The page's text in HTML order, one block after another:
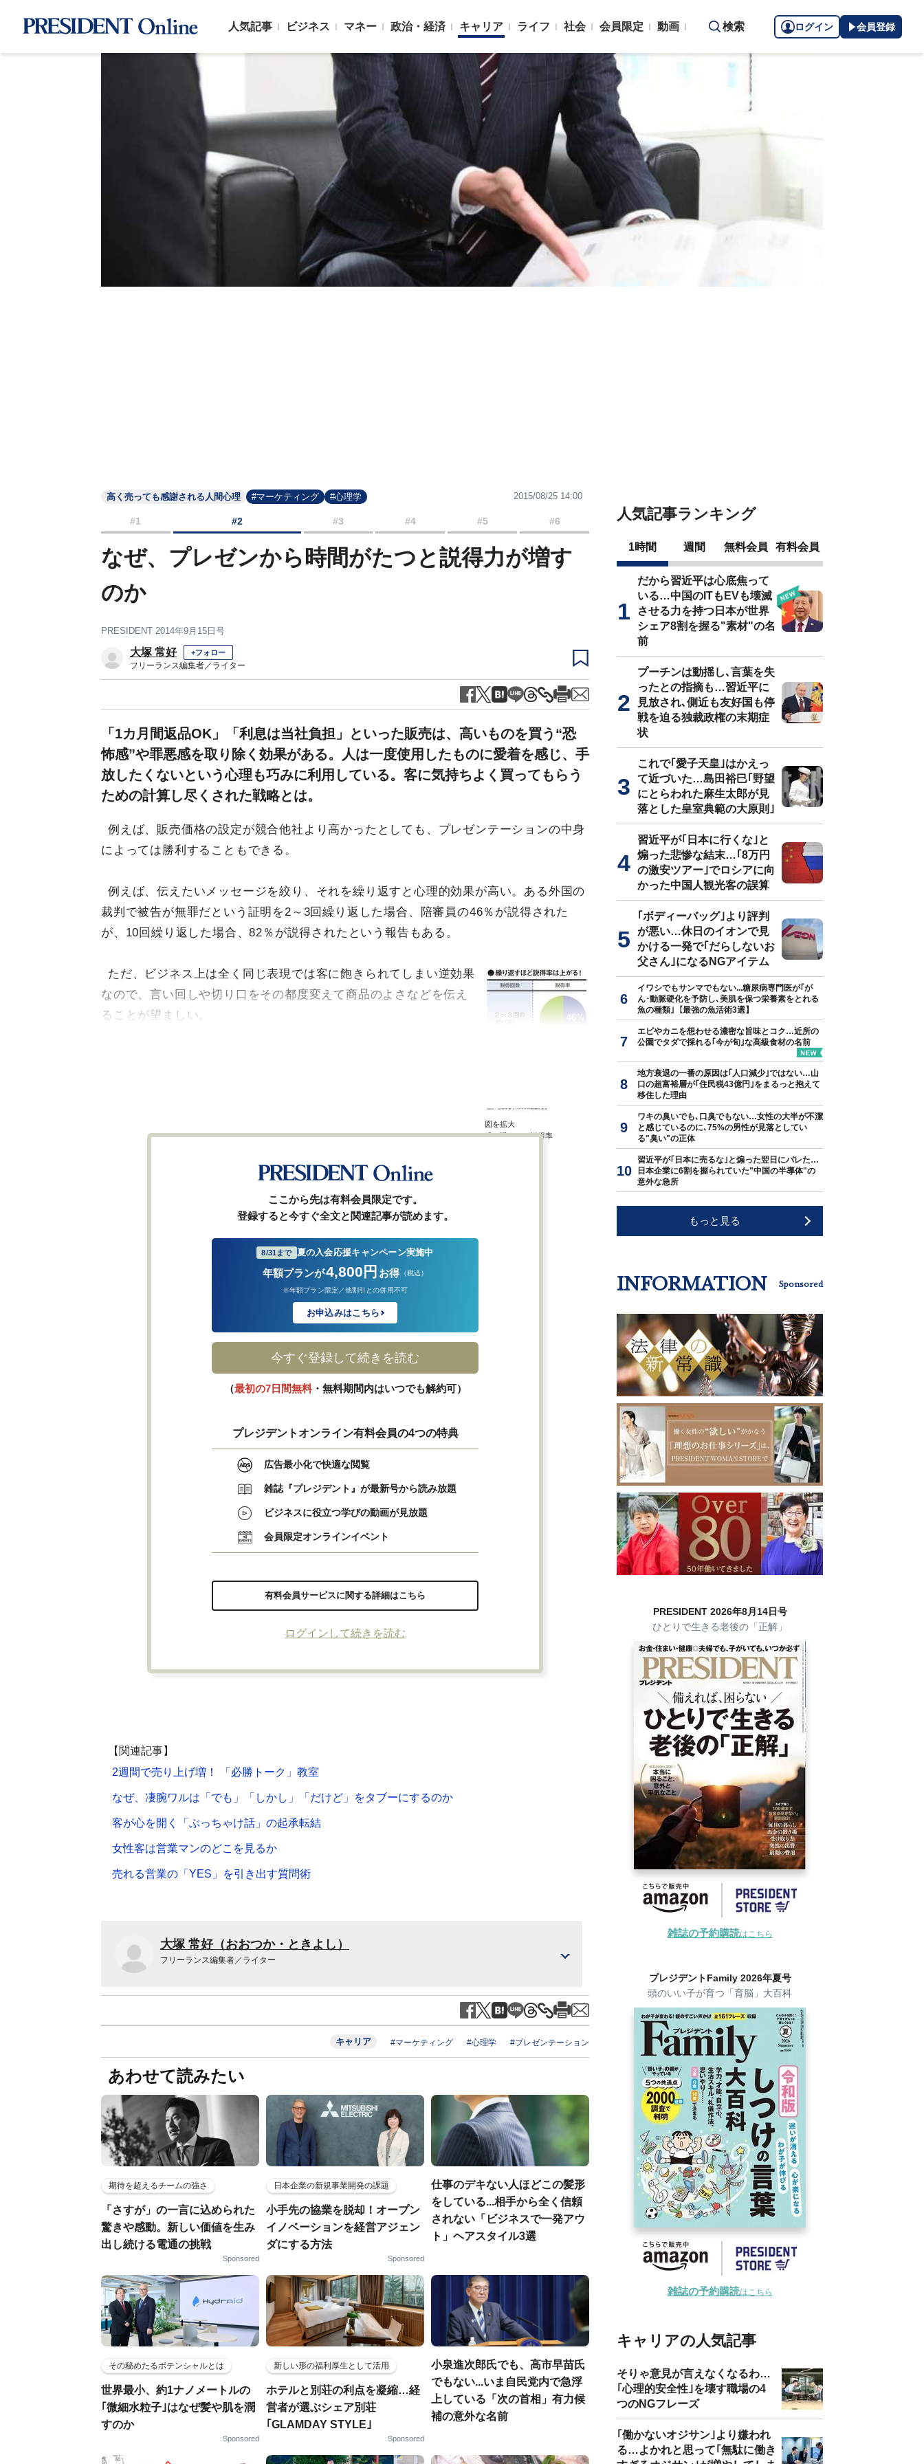
人気記事 ビジネス マネー 政治・経済 キャリア ライフ 社会 会員限定 動画 検索 ログイン 会員登録
高く売っても感謝される人間心理 #マーケティング #心理学 2015/08/25 14:00
#1 #2 #3 #4 #5 #6
なぜ、プレゼンから時間がたつと説得力が増す
のか
PRESIDENT 2014年9月15日号
大塚 常好 +フォロー
フリーランス編集者／ライター
「1カ月間返品OK」「利息は当社負担」といった販売は、高いものを買う“恐
怖感”や罪悪感を取り除く効果がある。人は一度使用したものに愛着を感じ、手
放したくないという心理も巧みに利用している。客に気持ちよく買ってもらう
ための計算し尽くされた戦略とは。
例えば、販売価格の設定が競合他社より高かったとしても、プレゼンテーションの中身
によっては勝利することもできる。
例えば、伝えたいメッセージを絞り、それを繰り返すと心理的効果が高い。ある外国の
裁判で被告が無罪だという証明を2～3回繰り返した場合、陪審員の46％が説得された
が、10回繰り返した場合、82％が説得されたという報告もある。
図を拡大
繰り返すほど説得率
ただ、ビジネス上は全く同じ表現では客に飽きられてしまい逆効果
なので、言い回しや切り口をその都度変えて商品のよさなどを伝え
ることが望ましい。
ここから先は有料会員限定です。
登録すると今すぐ全文と関連記事が読めます。
8/31まで 夏の入会応援キャンペーン実施中
年額プランが4,800円 お得 （税込）
※年額プラン限定／他割引との併用不可
お申込みはこちら
今すぐ登録して続きを読む
（最初の7日間無料・無料期間内はいつでも解約可）
プレジデントオンライン有料会員の4つの特典
広告最小化で快適な閲覧
雑誌『プレジデント』が最新号から読み放題
ビジネスに役立つ学びの動画が見放題
会員限定オンラインイベント
有料会員サービスに関する詳細はこちら
ログインして続きを読む
【関連記事】
2週間で売り上げ増！ 「必勝トーク」教室
なぜ、凄腕ワルは「でも」「しかし」「だけど」をタブーにするのか
客が心を開く「ぶっちゃけ話」の起承転結
女性客は営業マンのどこを見るか
売れる営業の「YES」を引き出す質問術
大塚 常好（おおつか・ときよし）
フリーランス編集者／ライター
キャリア #マーケティング #心理学 #プレゼンテーション
あわせて読みたい
期待を超えるチームの強さ
「さすが」の一言に込められた
驚きや感動。新しい価値を生み
出し続ける電通の挑戦
Sponsored
日本企業の新規事業開発の課題
小手先の協業を脱却！オープン
イノベーションを経営アジェン
ダにする方法
Sponsored
仕事のデキない人ほどこの髪形
をしている...相手から全く信頼
されない「ビジネスで一発アウ
ト」ヘアスタイル3選
その秘めたるポテンシャルとは
世界最小、約1ナノメートルの
｢微細水粒子｣はなぜ髪や肌を潤
すのか
Sponsored
新しい形の福利厚生として活用
ホテルと別荘の利点を凝縮…経
営者が選ぶシェア別荘
｢GLAMDAY STYLE｣
Sponsored
小泉進次郎氏でも、高市早苗氏
でもない...いま自民党内で急浮
上している「次の首相」有力候
補の意外な名前
人気記事ランキング
1時間 週間 無料会員 有料会員
だから習近平は心底焦って
いる…中国のITもEVも壊滅
させる力を持つ日本が世界
シェア8割を握る"素材"の名
前
プーチンは動揺し､言葉を失
ったとの指摘も…習近平に
見放され､側近も友好国も停
戦を迫る独裁政権の末期症
状
これで｢愛子天皇｣はかえっ
て近づいた…島田裕巳｢野望
にとらわれた麻生太郎が見
落とした皇室典範の大原則｣
習近平が｢日本に行くな｣と
煽った悲惨な結末…｢8万円
の激安ツアー｣でロシアに向
かった中国人観光客の誤算
｢ボディーバッグ｣より評判
が悪い…休日のイオンで見
かける一発で｢だらしないお
父さん｣になるNGアイテム
イワシでもサンマでもない...糖尿病専門医が｢が
ん･動脈硬化を予防し､美肌を保つ栄養素をとれる
魚の種類｣【最強の魚活術3選】
エビやカニを想わせる濃密な旨味とコク…近所の
公園でタダで採れる｢今が旬｣な高級食材の名前
地方衰退の一番の原因は｢人口減少｣ではない…山
口の超富裕層が｢住民税43億円｣をまるっと抱えて
移住した理由
ワキの臭いでも､口臭でもない…女性の大半が不潔
と感じているのに､75%の男性が見落としてい
る"臭い"の正体
習近平が｢日本に売るな｣と煽った翌日にバレた…
日本企業に6割を握られていた"中国の半導体"の
意外な急所
もっと見る
INFORMATION Sponsored
PRESIDENT 2026年8月14日号
ひとりで生きる老後の「正解」
雑誌の予約購読はこちら
プレジデントFamily 2026年夏号
頭のいい子が育つ「育脳」大百科
雑誌の予約購読はこちら
キャリアの人気記事
そりゃ意見が言えなくなるわ…
｢心理的安全性｣を壊す職場の4
つのNGフレーズ
｢働かないオジサン｣より嫌われ
る…よかれと思って｢無駄に働き